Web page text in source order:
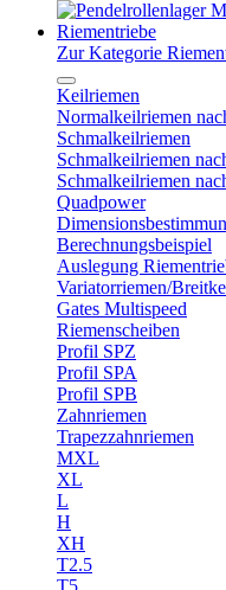
Riementriebe
Zur Kategorie
Keilriemen
Normalkeilriemen
Schmalkeilriemen
Schmalkeilriemen
Schmalkeilriemen
Quadpower
Berechnungsbeispiel
Auslegung
Variatorriemen/
Gates Multispeed
Riemenscheiben
Profil SPZ
Profil SPA
Profil SPB
Zahnriemen
Trapezzahnriemen
MXL
XL
L
H
XH
T2.5
T5